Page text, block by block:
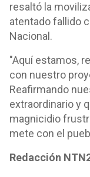
resaltó la
atentado fallido
Nacional.
"Aquí estamos,
con nuestro
Reafirmando
extraordinario y
magnicidio
mete con el
Redacción